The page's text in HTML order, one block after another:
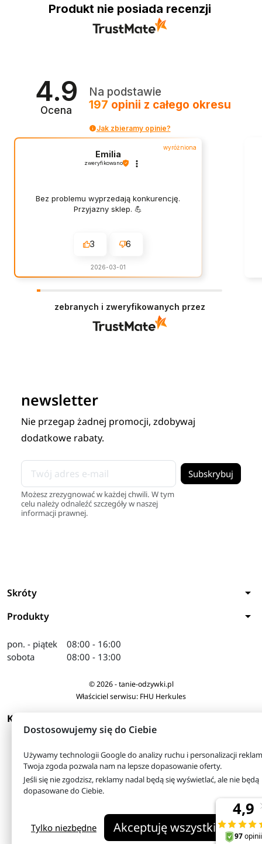
Produkt nie posiada recenzji
4.9
Ocena
Na podstawie
197 opinii z całego okresu
Jak zbieramy opinie?
wyróżniona
Emilia
zweryfikowano
Bez problemu wyprzedają konkurencję.
Przyjazny sklep. 💪
3 6
2026-03-01
zebranych i zweryfikowanych przez
newsletter
Nie przegap żadnej promocji, zdobywaj
dodatkowe rabaty.
Możesz zrezygnować w każdej chwili. W tym
celu należy odnaleźć szczegóły w naszej
informacji prawnej.
Skróty arrow_drop_down
Produkty arrow_drop_down
pon. - piątek
sobota
08:00 - 16:00
08:00 - 13:00
© 2026 - tanie-odzywki.pl
Właściciel serwisu: FHU Herkules
KONTAKT
Dostosowujemy się do Ciebie
Używamy technologii Google do analizy ruchu i personalizacji
Twoja zgoda pozwala nam na lepsze dopasowanie oferty.
Jeśli się nie zgodzisz, reklamy nadal będą się wyświetlać, ale nie będą
dopasowane do Ciebie.
Tylko niezbędne Akceptuję wszystkie